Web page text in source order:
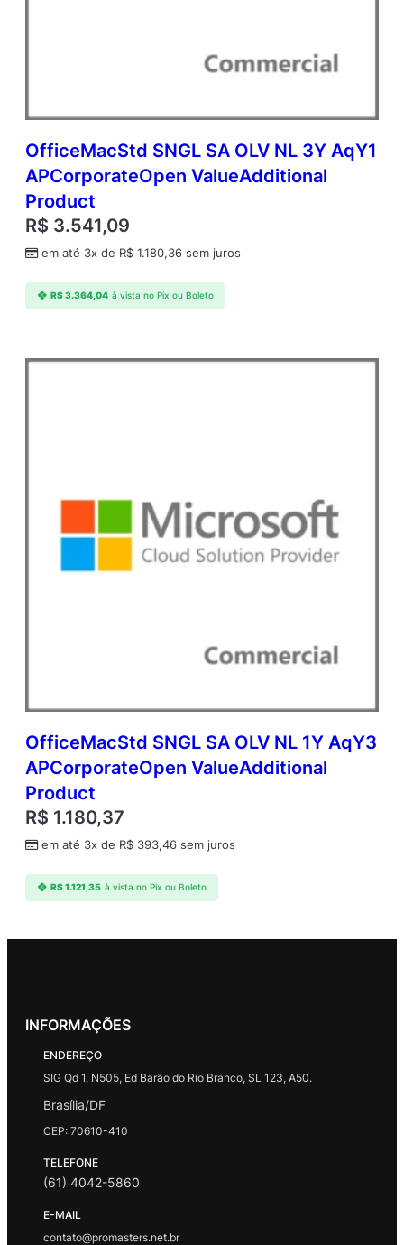
OfficeMacStd SNGL SA OLV NL 3Y AqY1
APCorporateOpen ValueAdditional
Product
R$ 3.541,09
em até 3x de R$ 1.180,36 sem juros
R$3.364,04 à vista no Pix ou Boleto
OfficeMacStd SNGL SA OLV NL 1Y AqY3
APCorporateOpen ValueAdditional
Product
R$ 1.180,37
em até 3x de R$ 393,46 sem juros
R$1.121,35 à vista no Pix ou Boleto
INFORMAÇÕES
ENDEREÇO
SIG Qd 1, N505, Ed Barão do Rio Branco, SL 123, A50.
Brasília/DF
CEP: 70610-410
TELEFONE
(61) 4042-5860
E-MAIL
contato@promasters.net.br